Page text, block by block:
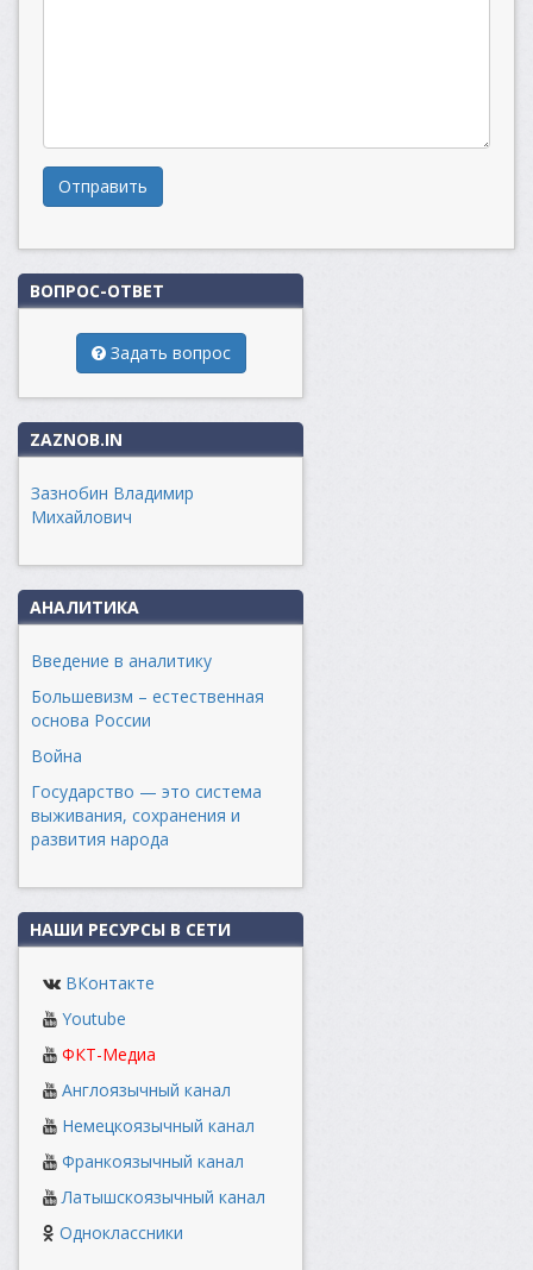
Отправить
ВОПРОС-ОТВЕТ
Задать вопрос
ZAZNOB.IN
Зазнобин Владимир
Михайлович
АНАЛИТИКА
Введение в аналитику
Большевизм – естественная
основа России
Война
Государство — это система
выживания, сохранения и
развития народа
НАШИ РЕСУРСЫ В СЕТИ
ВКонтакте
Youtube
ФКТ-Медиа
Англоязычный канал
Немецкоязычный канал
Франкоязычный канал
Латышскоязычный канал
Одноклассники